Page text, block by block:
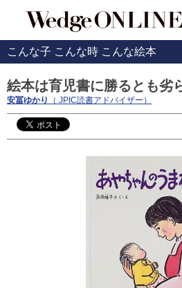
こんな子 こんな時 こんな絵本
絵本は育児書に勝るとも劣
安冨ゆかり （ JPIC読書アドバイザー）